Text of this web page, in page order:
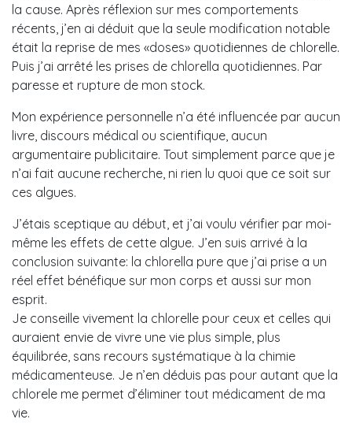
la cause. Après réflexion sur mes comportements
récents, j’en ai déduit que la seule modification notable
était la reprise de mes «doses» quotidiennes de chlorelle.
Puis j’ai arrêté les prises de chlorella quotidiennes. Par
paresse et rupture de mon stock.
Mon expérience personnelle n’a été influencée par aucun
livre, discours médical ou scientifique, aucun
argumentaire publicitaire. Tout simplement parce que je
n’ai fait aucune recherche, ni rien lu quoi que ce soit sur
ces algues.
J’étais sceptique au début, et j’ai voulu vérifier par moi-
même les effets de cette algue. J’en suis arrivé à la
conclusion suivante: la chlorella pure que j’ai prise a un
réel effet bénéfique sur mon corps et aussi sur mon
esprit.
Je conseille vivement la chlorelle pour ceux et celles qui
auraient envie de vivre une vie plus simple, plus
équilibrée, sans recours systématique à la chimie
médicamenteuse. Je n’en déduis pas pour autant que la
chlorele me permet d’éliminer tout médicament de ma
vie.